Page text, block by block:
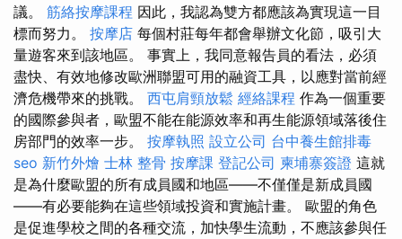
議。 筋絡按摩課程 因此，我認為雙方都應該為實現這一目
標而努力。 按摩店 每個村莊每年都會舉辦文化節，吸引大
量遊客來到該地區。 事實上，我同意報告員的看法，必須
盡快、有效地修改歐洲聯盟可用的融資工具，以應對當前經
濟危機帶來的挑戰。 西屯肩頸放鬆 經絡課程 作為一個重要
的國際參與者，歐盟不能在能源效率和再生能源領域落後住
房部門的效率一步。 按摩執照 設立公司 台中養生館排毒
seo 新竹外燴 士林 整骨 按摩課 登記公司 柬埔寨簽證 這就
是為什麼歐盟的所有成員國和地區——不僅僅是新成員國
——有必要能夠在這些領域投資和實施計畫。 歐盟的角色
是促進學校之間的各種交流，加快學生流動，不應該參與任